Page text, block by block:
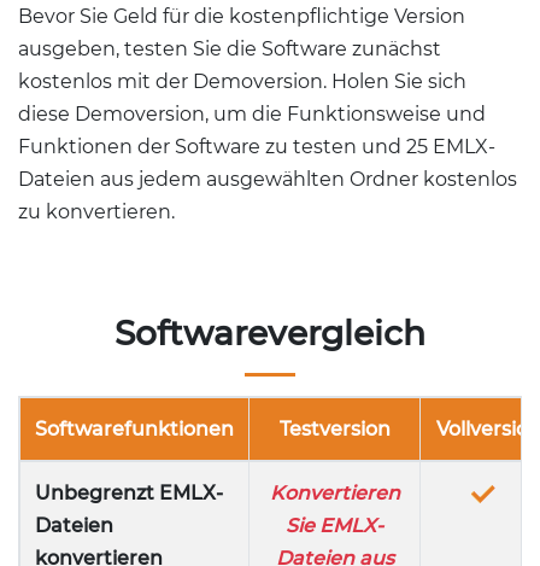
Bevor Sie Geld für die kostenpflichtige Version
ausgeben, testen Sie die Software zunächst
kostenlos mit der Demoversion. Holen Sie sich
diese Demoversion, um die Funktionsweise und
Funktionen der Software zu testen und 25 EMLX-
Dateien aus jedem ausgewählten Ordner kostenlos
zu konvertieren.
Softwarevergleich
Softwarefunktionen Testversion Vollversion
Unbegrenzt EMLX-
Dateien
konvertieren
Konvertieren
Sie EMLX-
Dateien aus